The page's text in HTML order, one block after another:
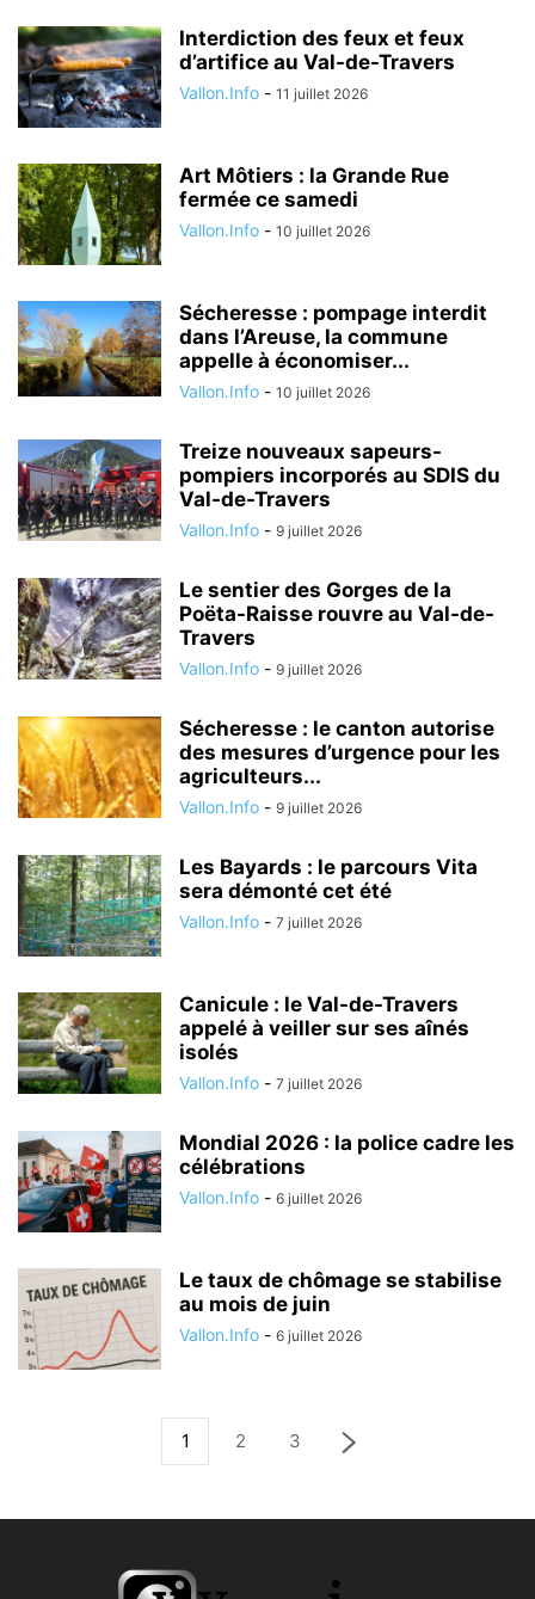
Interdiction des feux et feux
d’artifice au Val-de-Travers
Vallon.Info - 11 juillet 2026
Art Môtiers : la Grande Rue
fermée ce samedi
Vallon.Info - 10 juillet 2026
Sécheresse : pompage interdit
dans l’Areuse, la commune
appelle à économiser...
Vallon.Info - 10 juillet 2026
Treize nouveaux sapeurs-
pompiers incorporés au SDIS du
Val-de-Travers
Vallon.Info - 9 juillet 2026
Le sentier des Gorges de la
Poëta-Raisse rouvre au Val-de-
Travers
Vallon.Info - 9 juillet 2026
Sécheresse : le canton autorise
des mesures d’urgence pour les
agriculteurs...
Vallon.Info - 9 juillet 2026
Les Bayards : le parcours Vita
sera démonté cet été
Vallon.Info - 7 juillet 2026
Canicule : le Val-de-Travers
appelé à veiller sur ses aînés
isolés
Vallon.Info - 7 juillet 2026
Mondial 2026 : la police cadre les
célébrations
Vallon.Info - 6 juillet 2026
Le taux de chômage se stabilise
au mois de juin
Vallon.Info - 6 juillet 2026
1 2 3